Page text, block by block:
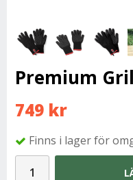
Premium
749 kr
Finns i lager för